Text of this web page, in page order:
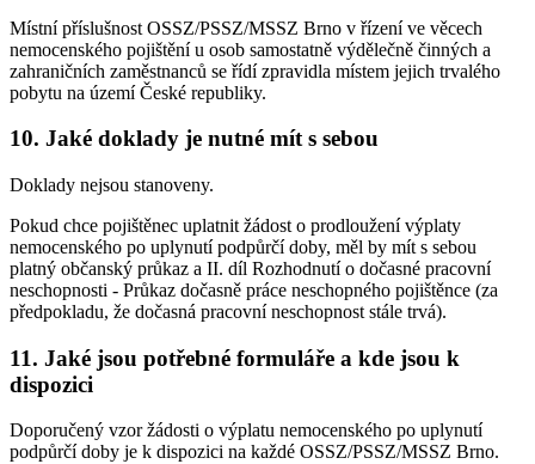
Místní příslušnost OSSZ/PSSZ/MSSZ Brno v řízení ve věcech
nemocenského pojištění u osob samostatně výdělečně činných a
zahraničních zaměstnanců se řídí zpravidla místem jejich trvalého
pobytu na území České republiky.
10. Jaké doklady je nutné mít s sebou
Doklady nejsou stanoveny.
Pokud chce pojištěnec uplatnit žádost o prodloužení výplaty
nemocenského po uplynutí podpůrčí doby, měl by mít s sebou
platný občanský průkaz a II. díl Rozhodnutí o dočasné pracovní
neschopnosti - Průkaz dočasně práce neschopného pojištěnce (za
předpokladu, že dočasná pracovní neschopnost stále trvá).
11. Jaké jsou potřebné formuláře a kde jsou k
dispozici
Doporučený vzor žádosti o výplatu nemocenského po uplynutí
podpůrčí doby je k dispozici na každé OSSZ/PSSZ/MSSZ Brno.